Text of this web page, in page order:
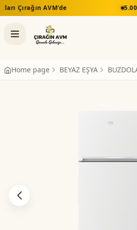
5.000 TL üzeri
Home page BEYAZ EŞYA